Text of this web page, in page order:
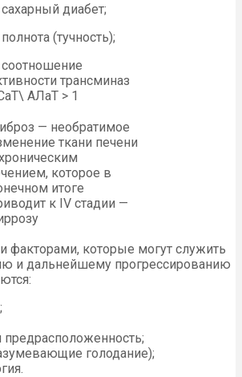
диабет;
(тучность);
трансминаз
АЛаТ > 1
— необратимое
ткани печени
которое в
итоге
к IV стадии —
факторами, которые могут служить
и дальнейшему прогрессированию
предрасположенность;
голодание);